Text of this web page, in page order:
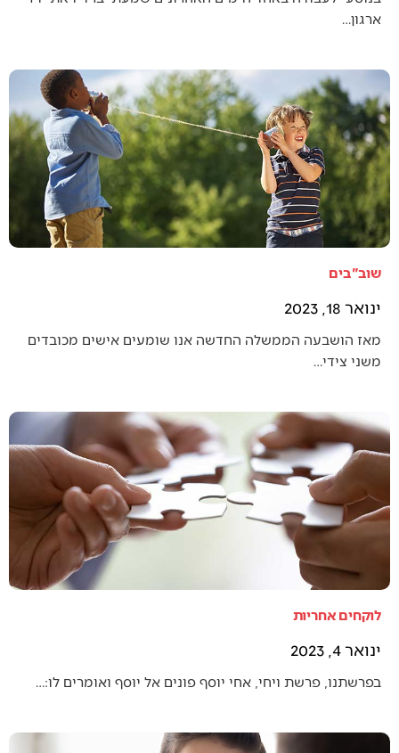
ארגון…
שוב"בים
ינואר 18, 2023
מאז הושבעה הממשלה החדשה אנו שומעים אישים מכובדים
משני צידי…
לוקחים אחריות
ינואר 4, 2023
בפרשתנו, פרשת ויחי, אחי יוסף פונים אל יוסף ואומרים לו:…